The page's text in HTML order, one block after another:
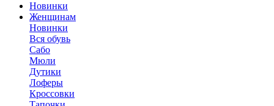
Новинки
Женщинам
Новинки
Вся обувь
Сабо
Мюли
Дутики
Лоферы
Кроссовки